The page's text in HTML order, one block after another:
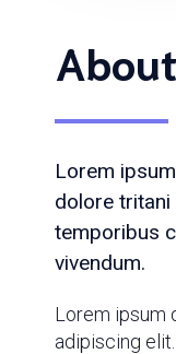
Lorem
dolore tritani
temporibus
vivendum.
Lorem ipsum
adipiscing